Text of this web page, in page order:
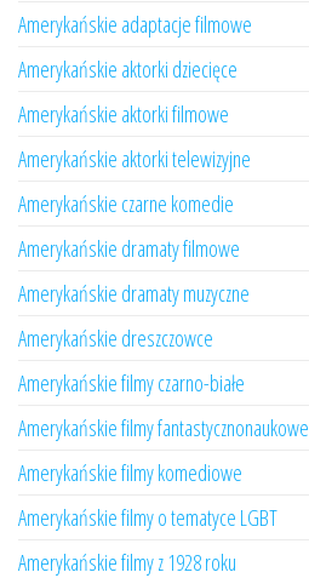
Amerykańskie adaptacje filmowe
Amerykańskie aktorki dziecięce
Amerykańskie aktorki filmowe
Amerykańskie aktorki telewizyjne
Amerykańskie czarne komedie
Amerykańskie dramaty filmowe
Amerykańskie dramaty muzyczne
Amerykańskie dreszczowce
Amerykańskie filmy czarno-białe
Amerykańskie filmy fantastycznonaukowe
Amerykańskie filmy komediowe
Amerykańskie filmy o tematyce LGBT
Amerykańskie filmy z 1928 roku